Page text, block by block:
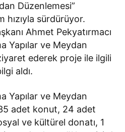
Düzenlemesi”
hızıyla sürdürüyor.
Ahmet Pekyatırmacı
Yapılar ve Meydan
ederek proje ile ilgili
aldı.
Yapılar ve Meydan
adet konut, 24 adet
ve kültürel donatı, 1